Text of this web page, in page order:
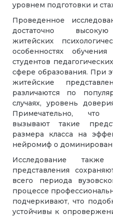
уровнем подготовки и
Проведенное
достаточно высокую
житейских
особенностях
студентов
сфере образования. При
житейские
различаются по
случаях, уровень
Примечательно, что
вызывают такие
размера класса на
нейромиф о
Исследование
представления
всего периода
процессе
подчеркивают, что
устойчивы к